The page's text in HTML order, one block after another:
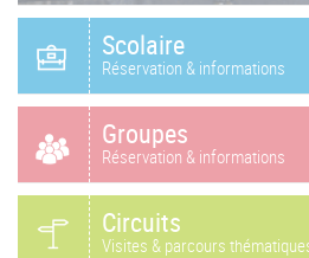
Scolaire
Réservation & informations
Groupes
Réservation & informations
Circuits
Visites & parcours